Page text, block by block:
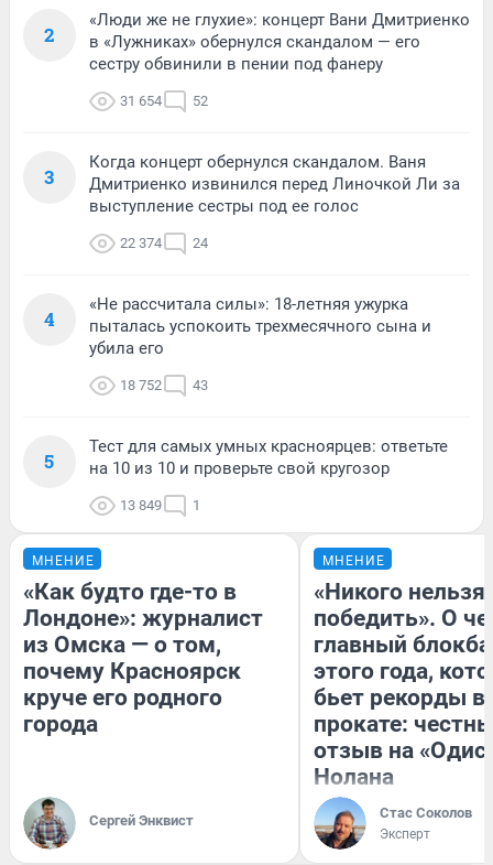
2
«Люди же не глухие»: концерт Вани Дмитриенко
в «Лужниках» обернулся скандалом — его
сестру обвинили в пении под фанеру
31 654 52
3
Когда концерт обернулся скандалом. Ваня
Дмитриенко извинился перед Линочкой Ли за
выступление сестры под ее голос
22 374 24
4
«Не рассчитала силы»: 18-летняя ужурка
пыталась успокоить трехмесячного сына и
убила его
18 752 43
5
Тест для самых умных красноярцев: ответьте
на 10 из 10 и проверьте свой кругозор
13 849 1
МНЕНИЕ
«Как будто где-то в
Лондоне»: журналист
из Омска — о том,
почему Красноярск
круче его родного
города
Сергей Энквист
МНЕНИЕ
«Никого нельзя
победить». О
главный
этого года,
бьет рекорды в
прокате:
отзыв на
Нолана
Стас Соколов
Эксперт